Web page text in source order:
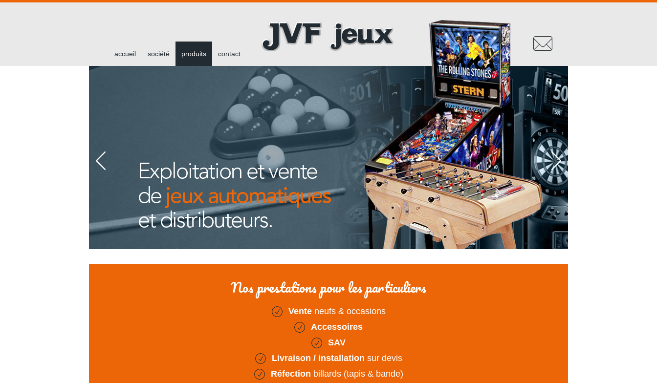
accueil société produits contact
Nos prestations pour les particuliers
Venteneufs & occasions
Accessoires
SAV
Livraison / installation sur devis
Réfection billards (tapis & bande)